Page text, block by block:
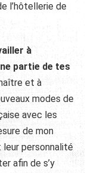
l’hôtellerie de
à
partie de tes
et à
modes de
avec les
de mon
leur personnalité
afin de s’y